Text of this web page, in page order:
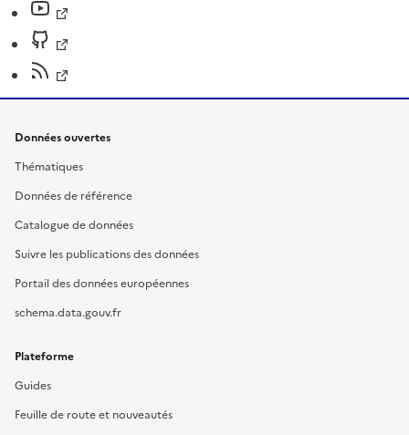
Données ouvertes
Thématiques
Données de référence
Catalogue de données
Suivre les publications des données
Portail des données européennes
schema.data.gouv.fr
Plateforme
Guides
Feuille de route et nouveautés